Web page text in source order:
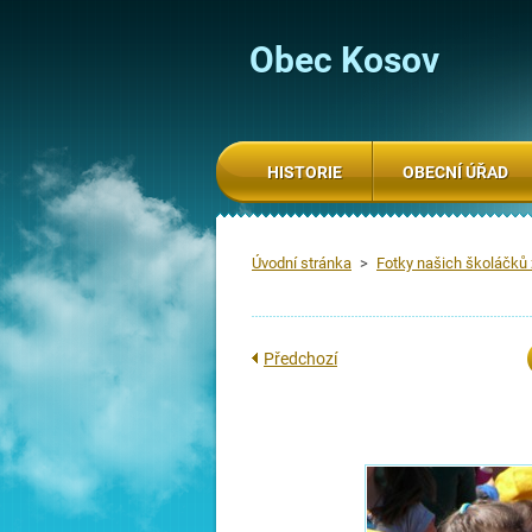
Obec Kosov
Úvodní stránka > Fotky našich
Předchozí
HISTORIE OBECNÍ ÚŘAD